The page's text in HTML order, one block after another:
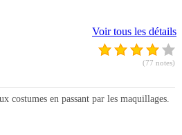
Voir tous les détails
(77 notes)
en passant par les maquillages.